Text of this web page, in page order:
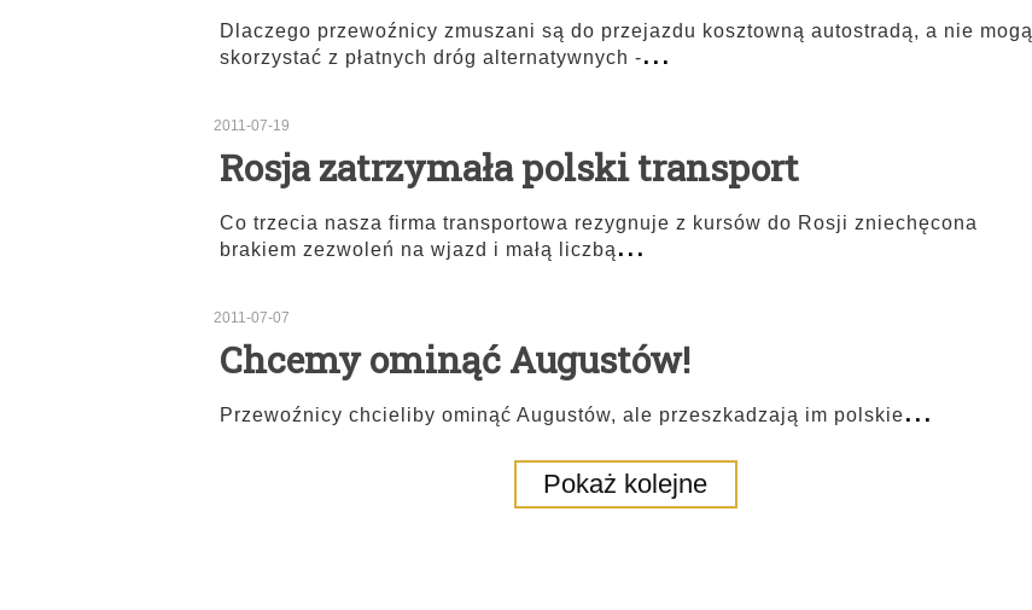
Dlaczego przewoźnicy zmuszani są do przejazdu kosztowną autostradą, a nie mogą
skorzystać z płatnych dróg alternatywnych -...
2011-07-19
Rosja zatrzymała polski transport
Co trzecia nasza firma transportowa rezygnuje z kursów do Rosji zniechęcona
brakiem zezwoleń na wjazd i małą liczbą...
2011-07-07
Chcemy ominąć Augustów!
Przewoźnicy chcieliby ominąć Augustów, ale przeszkadzają im polskie...
Pokaż kolejne